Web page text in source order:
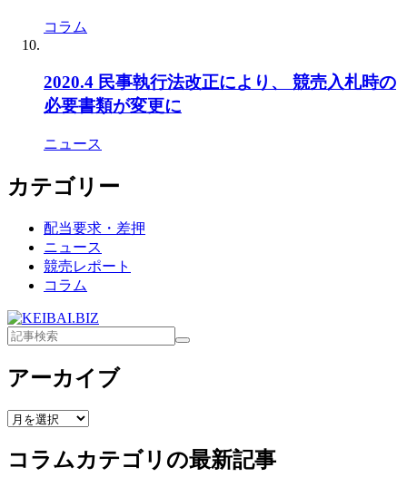
コラム
2020.4 民事執行法改正により、 競売入札時の
必要書類が変更に
ニュース
カテゴリー
配当要求・差押
ニュース
競売レポート
コラム
アーカイブ
ア
カ
コラムカテゴリの最新記事